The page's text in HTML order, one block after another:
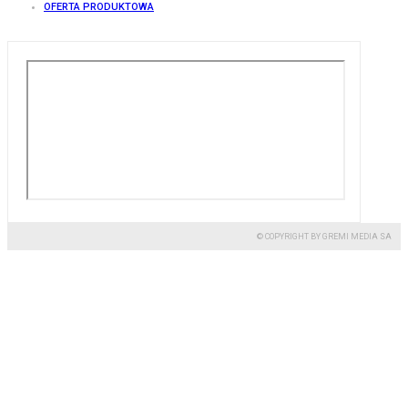
OFERTA PRODUKTOWA
© COPYRIGHT BY GREMI MEDIA SA